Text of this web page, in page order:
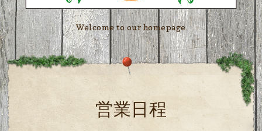
Welcome to our homepage
営業日程